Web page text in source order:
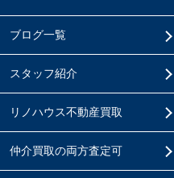
ブログ一覧
スタッフ紹介
リノハウス不動産買取
仲介買取の両方査定可